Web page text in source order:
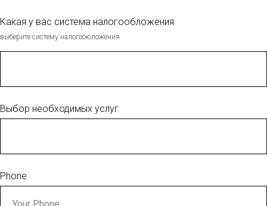
Какая у вас система налогообложения
выберите систему налогооюложения
Выбор необходимых услуг
Phone